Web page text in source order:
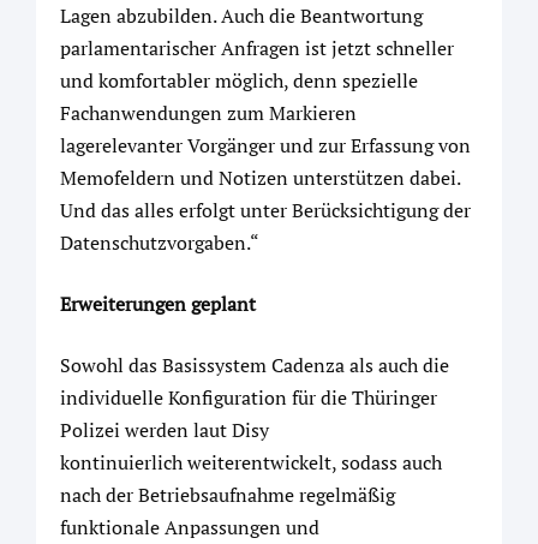
Lagen abzubilden. Auch die Beantwortung
parlamentarischer Anfragen ist jetzt schneller
und komfortabler möglich, denn spezielle
Fachanwendungen zum Markieren
lagerelevanter Vorgänger und zur Erfassung von
Memofeldern und Notizen unterstützen dabei.
Und das alles erfolgt unter Berücksichtigung der
Datenschutzvorgaben.“
Erweiterungen geplant
Sowohl das Basissystem Cadenza als auch die
individuelle Konfiguration für die Thüringer
Polizei werden laut Disy
kontinuierlich weiterentwickelt, sodass auch
nach der Betriebsaufnahme regelmäßig
funktionale Anpassungen und